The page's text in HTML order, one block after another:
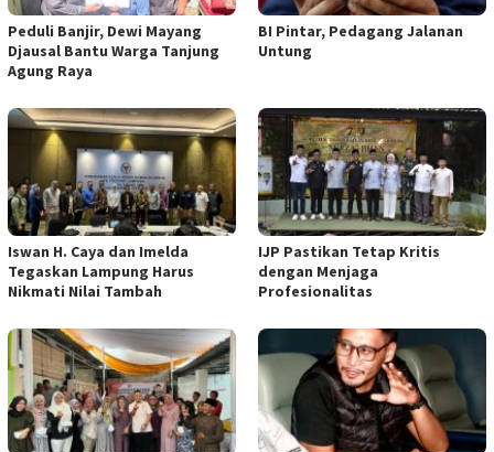
Peduli Banjir, Dewi Mayang
Djausal Bantu Warga Tanjung
Agung Raya
BI Pintar, Pedagang Jalanan
Untung
Iswan H. Caya dan Imelda
Tegaskan Lampung Harus
Nikmati Nilai Tambah
IJP Pastikan Tetap Kritis
dengan Menjaga
Profesionalitas